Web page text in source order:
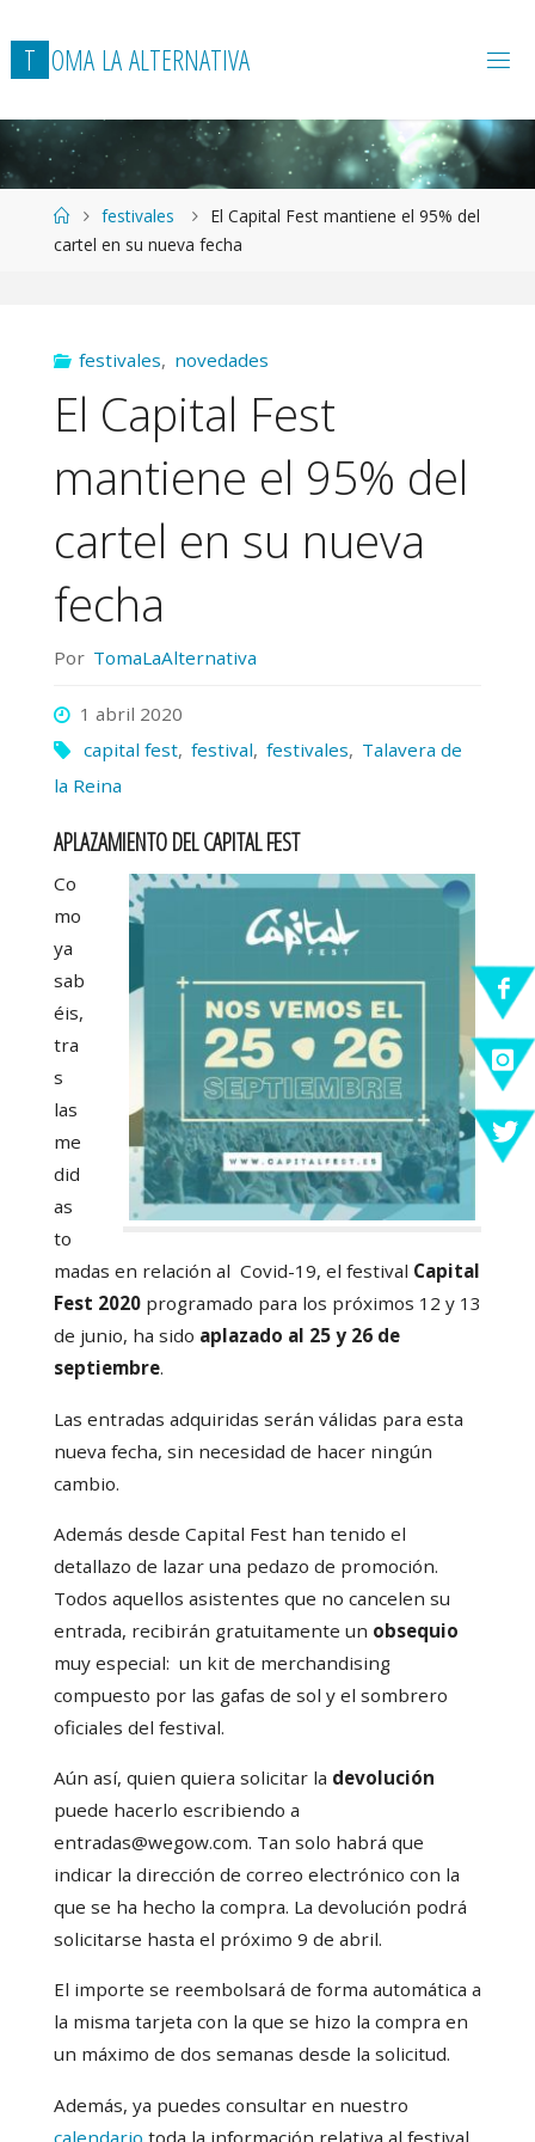
T OMA LAALTERNATIVA
Página
de
festivales
El Capital Fest mantiene el 95% del
cartel en su nueva fecha
festivales, novedades
El Capital Fest
mantiene el 95% del
cartel en su nueva
fecha
Por TomaLaAlternativa
1 abril 2020
capital fest, festival, festivales, Talavera de
la Reina
APLAZAMIENTO DEL CAPITAL FEST
Co
mo
ya
sab
éis,
tra
s
las
me
did
as
to
madas en relación al Covid-19, el festival Capital
Fest 2020programado para los próximos 12 y 13
de junio, ha sido aplazado al 25 y 26 de
septiembre.
Las entradas adquiridas serán válidas para esta
nueva fecha, sin necesidad de hacer ningún
cambio.
Además desde Capital Fest han tenido el
detallazo de lazar una pedazo de promoción.
Todos aquellos asistentes que no cancelen su
entrada, recibirán gratuitamente un obsequio
muy especial: un kit de merchandising
compuesto por las gafas de sol y el sombrero
oficiales del festival.
Aún así, quien quiera solicitar la devolución
puede hacerlo escribiendo a
entradas@wegow.com. Tan solo habrá que
indicar la dirección de correo electrónico con la
que se ha hecho la compra. La devolución podrá
solicitarse hasta el próximo 9 de abril.
El importe se reembolsará de forma automática a
la misma tarjeta con la que se hizo la compra en
un máximo de dos semanas desde la solicitud.
Además, ya puedes consultar en nuestro
calendario toda la información relativa al festival.